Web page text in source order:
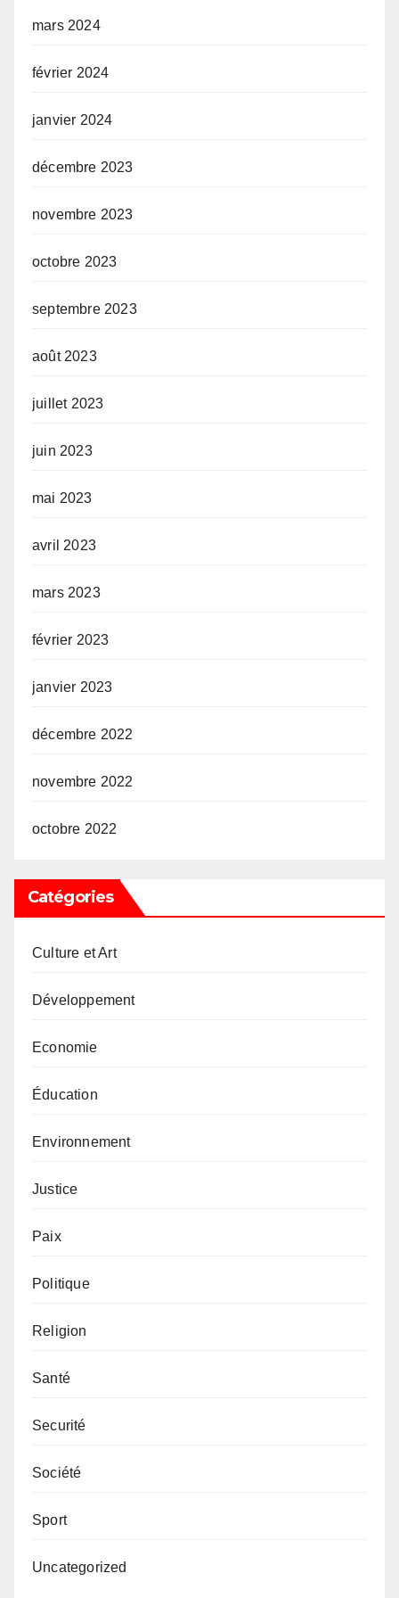
mars 2024
février 2024
janvier 2024
décembre 2023
novembre 2023
octobre 2023
septembre 2023
août 2023
juillet 2023
juin 2023
mai 2023
avril 2023
mars 2023
février 2023
janvier 2023
décembre 2022
novembre 2022
octobre 2022
Catégories
Culture et Art
Développement
Economie
Éducation
Environnement
Justice
Paix
Politique
Religion
Santé
Securité
Société
Sport
Uncategorized